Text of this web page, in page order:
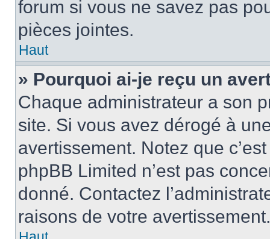
forum si vous ne savez pas
pièces jointes.
Haut
» Pourquoi ai-je reçu un
Chaque administrateur a son
site. Si vous avez dérogé à
avertissement. Notez que
phpBB Limited n’est pas
donné. Contactez
raisons de votre avertissement.